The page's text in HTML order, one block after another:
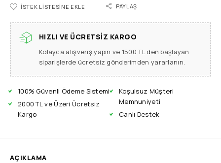
İSTEK LISTESINE EKLE PAYLAŞ
HIZLI VE ÜCRETSIZ KARGO
Kolayca alışveriş yapın ve 1500 TL den başlayan
siparişlerde ücretsiz gönderimden yararlanın.
100% Güvenli Ödeme Sistemi
2000 TL ve Üzeri Ücretsiz
Kargo
Koşulsuz Müşteri
Memnuniyeti
Canlı Destek
AÇIKLAMA